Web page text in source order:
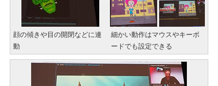
顔の傾きや目の開閉などに連
動
細かい動作はマウスやキーボ
ードでも設定できる